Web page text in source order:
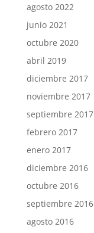
agosto 2022
junio 2021
octubre 2020
abril 2019
diciembre 2017
noviembre 2017
septiembre 2017
febrero 2017
enero 2017
diciembre 2016
octubre 2016
septiembre 2016
agosto 2016